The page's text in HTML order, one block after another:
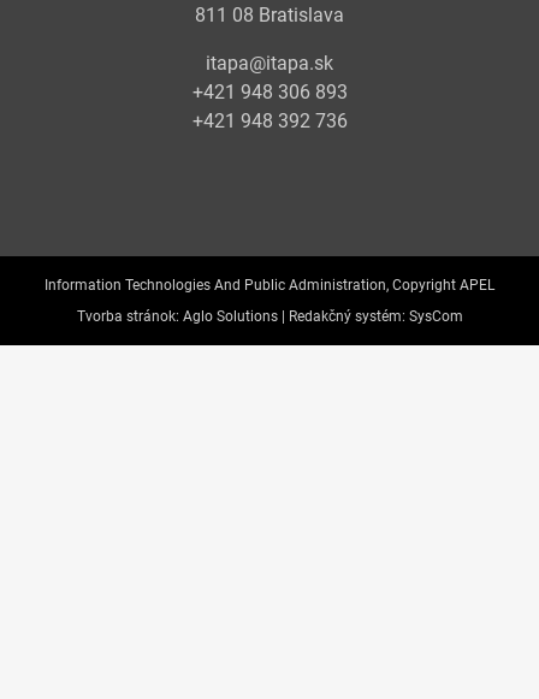
811 08 Bratislava
itapa@itapa.sk
+421 948 306 893
+421 948 392 736
Information Technologies And Public Administration, Copyright APEL
Tvorba stránok: Aglo Solutions | Redakčný systém: SysCom